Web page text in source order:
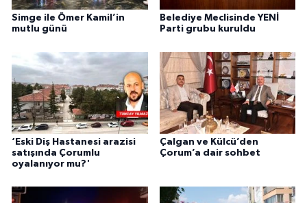
Simge ile Ömer Kamil’in
mutlu günü
Belediye Meclisinde YENİ
Parti grubu kuruldu
‘Eski Diş Hastanesi arazisi
satışında Çorumlu
oyalanıyor mu?'
Çalgan ve Külcü’den
Çorum’a dair sohbet